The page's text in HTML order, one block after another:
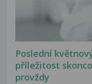
Poslední
příležitost
provždy